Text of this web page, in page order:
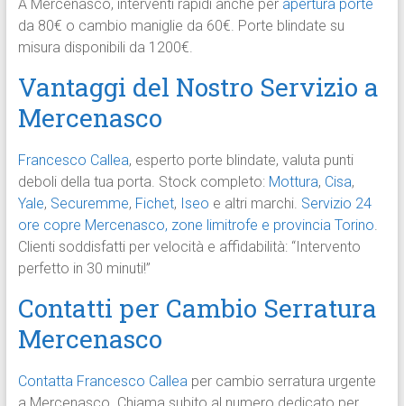
A Mercenasco, interventi rapidi anche per apertura porte
da 80€ o cambio maniglie da 60€. Porte blindate su
misura disponibili da 1200€.
Vantaggi del Nostro Servizio a
Mercenasco
Francesco Callea, esperto porte blindate, valuta punti
deboli della tua porta. Stock completo: Mottura, Cisa,
Yale, Securemme, Fichet, Iseo e altri marchi. Servizio 24
ore copre Mercenasco, zone limitrofe e provincia Torino.
Clienti soddisfatti per velocità e affidabilità: “Intervento
perfetto in 30 minuti!”
Contatti per Cambio Serratura
Mercenasco
Contatta Francesco Calleaper cambio serratura urgente